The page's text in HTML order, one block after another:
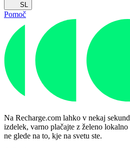
SL
Pomoč
Na Recharge.com lahko v nekaj
izdelek, varno plačajte z želeno
ne glede na to, kje na svetu ste.